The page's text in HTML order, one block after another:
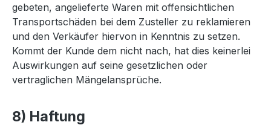
gebeten, angelieferte Waren mit offensichtlichen
Transportschäden bei dem Zusteller zu reklamieren
und den Verkäufer hiervon in Kenntnis zu setzen.
Kommt der Kunde dem nicht nach, hat dies keinerlei
Auswirkungen auf seine gesetzlichen oder
vertraglichen Mängelansprüche.
8) Haftung